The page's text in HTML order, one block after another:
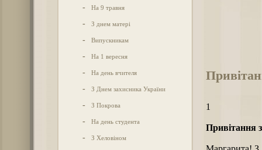
- На 9 травня
- З днем матері
- Випускникам
- На 1 вересня
- На день вчителя
- З Днем захисника України
- З Покрова
- На день студента
- З Хеловіном
1
Привітання